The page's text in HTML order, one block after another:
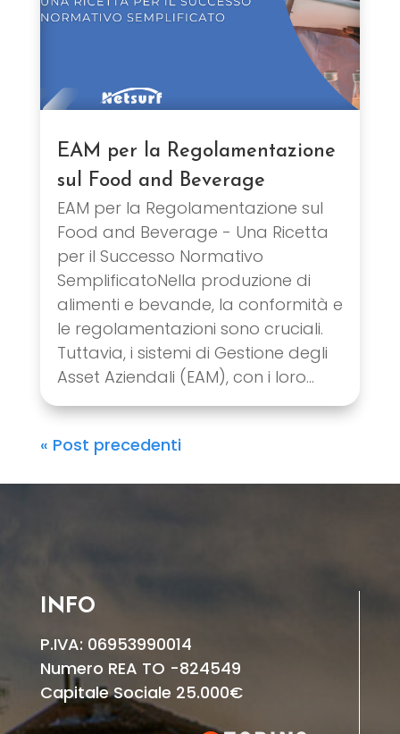
EAM per la Regolamentazione
sul Food and Beverage
EAM per la Regolamentazione sul
Food and Beverage - Una Ricetta
per il Successo Normativo
SemplificatoNella produzione di
alimenti e bevande, la conformità e
le regolamentazioni sono cruciali.
Tuttavia, i sistemi di Gestione degli
Asset Aziendali (EAM), con i loro...
« Post precedenti
INFO
P.IVA: 06953990014
Numero REA TO -824549
Capitale Sociale 25.000€